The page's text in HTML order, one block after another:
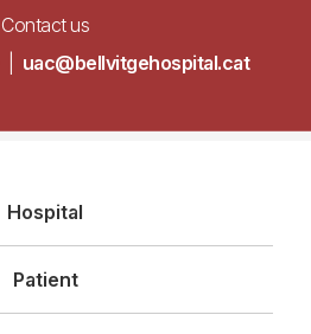
Contact us
uac@bellvitgehospital.cat
Hospital
Patient